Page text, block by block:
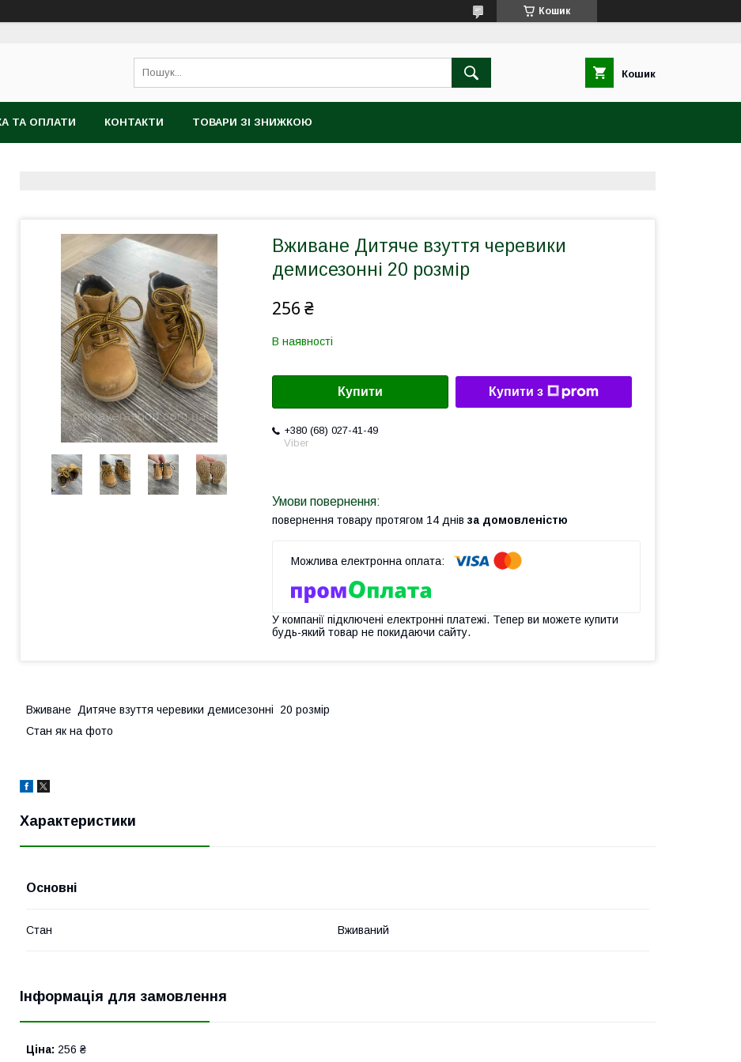
Кошик
Кошик
ТА ОПЛАТИ КОНТАКТИ ТОВАРИ ЗІ ЗНИЖКОЮ
Вживане Дитяче взуття черевики
демисезонні 20 розмір
256 ₴
В наявності
Купити Купити з
+380 (68) 027-41-49
Viber
повернення товару протягом 14 днів за домовленістю
У компанії підключені електронні платежі. Тепер ви можете купити
будь-який товар не покидаючи сайту.
Вживане Дитяче взуття черевики демисезонні 20 розмір
Стан як на фото
Характеристики
Основні
Стан Вживаний
Інформація для замовлення
Ціна: 256 ₴